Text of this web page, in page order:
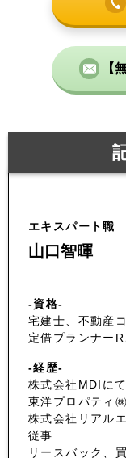
【
エキスパート職
山口智暉
-資格-
宅建士、不動産
定借プランナー
-経歴-
株式会社MDIに
東洋プロパティ
株式会社リアル
従事
リースバック、